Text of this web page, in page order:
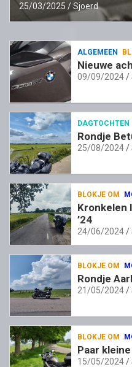
25/03/2025 Sjoerd
ALGEMEEN
Nieuwe
09/09/2024
DAGTOCHTEN
Rondje
25/08/2024
BLOKJE OM
Kronkelen
’24
24/06/2024
BLOKJE OM
Rondje
21/05/2024
BLOKJE OM
Paar
15/05/2024